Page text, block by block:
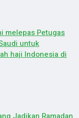
melepas Petugas
untuk
haji Indonesia di